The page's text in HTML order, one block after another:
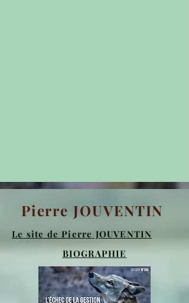
Pierre JOUVENTIN
Le site de Pierre JOUVENTIN
BIOGRAPHIE